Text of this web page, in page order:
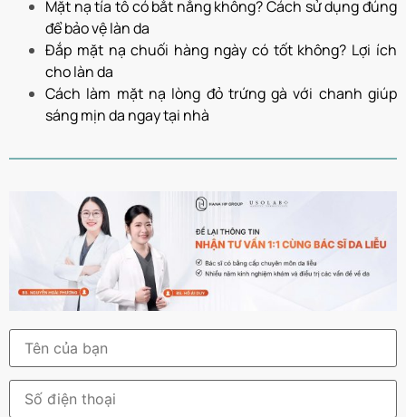
Mặt nạ tía tô có bắt nắng không? Cách sử dụng đúng
để bảo vệ làn da
Đắp mặt nạ chuối hàng ngày có tốt không? Lợi ích
cho làn da
Cách làm mặt nạ lòng đỏ trứng gà với chanh giúp
sáng mịn da ngay tại nhà